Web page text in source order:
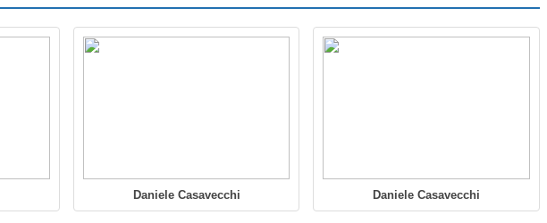
Daniele Casavecchi Daniele Casavecchi